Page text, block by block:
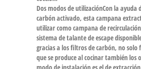
Dos modos de utilizaciónCon la ayuda
carbón activado, esta campana
utilizar como campana de
sistema de talante de escape
gracias a los filtros de carbón, no
que se produce al cocinar también los